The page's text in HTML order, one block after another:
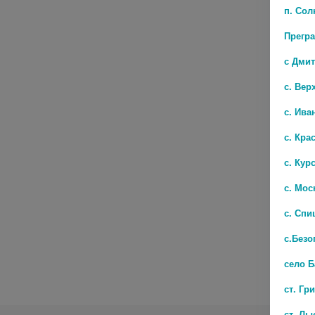
п.
с
с.
с.
с.
с.
с.
с.
село
ст.